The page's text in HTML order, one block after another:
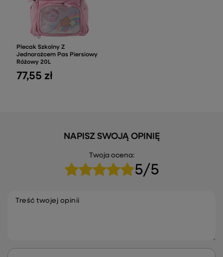
Plecak Szkolny Z
Jednorożcem Pas Piersiowy
Różowy 20L
77,55 zł
NAPISZ SWOJĄ OPINIĘ
Twoja ocena:
5/5
Treść twojej opinii